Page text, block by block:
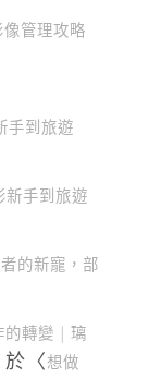
管理攻略
手到旅遊
新手到旅遊
的新寵，部
的轉變 | 璃
於〈想做